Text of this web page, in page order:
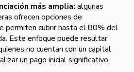
más amplia: algunas
ofrecen opciones de
permiten cubrir hasta el 80% del
Este enfoque puede resultar
no cuentan con un capital
un pago inicial significativo.